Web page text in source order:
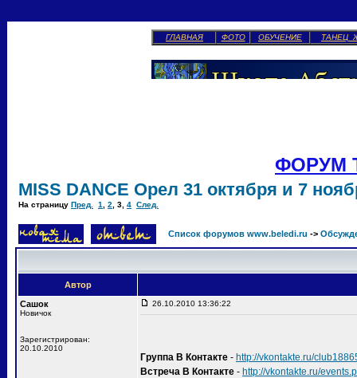
ГЛАВНАЯ ФОТО ОБУЧЕНИЕ ТАНЕЦ
ФОРУМ
MISS DANCE Орел 31 октября и 7
На страницу Пред. 1 2 3 4 След.
Список форумов www.beledi.ru ->
Автор
Сашок
Новичок
Зарегистрирован:
20.10.2010
26.10.2010 13:36:22
Группа В Контакте - http://vkontakte.ru/
Встреча В Контакте - http://vkontakte.ru/